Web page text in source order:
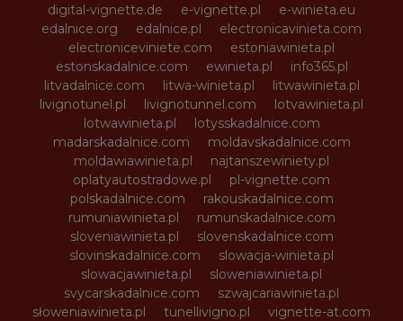
digital-vignette.de
e-vignette.pl
e-winieta.eu
edalnice.org
edalnice.pl
electronicavinieta.com
electroniceviniete.com
estoniawinieta.pl
estonskadalnice.com
ewinieta.pl
info365.pl
litvadalnice.com
litwa-winieta.pl
litwawinieta.pl
livignotunel.pl
livignotunnel.com
lotvawinieta.pl
lotwawinieta.pl
lotysskadalnice.com
madarskadalnice.com
moldavskadalnice.com
moldawiawinieta.pl
najtanszewiniety.pl
oplatyautostradowe.pl
pl-vignette.com
polskadalnice.com
rakouskadalnice.com
rumuniawinieta.pl
rumunskadalnice.com
sloveniawinieta.pl
slovenskadalnice.com
slovinskadalnice.com
slowacja-winieta.pl
slowacjawinieta.pl
sloweniawinieta.pl
svycarskadalnice.com
szwajcariawinieta.pl
słoweniawinieta.pl
tunellivigno.pl
vignette-at.com